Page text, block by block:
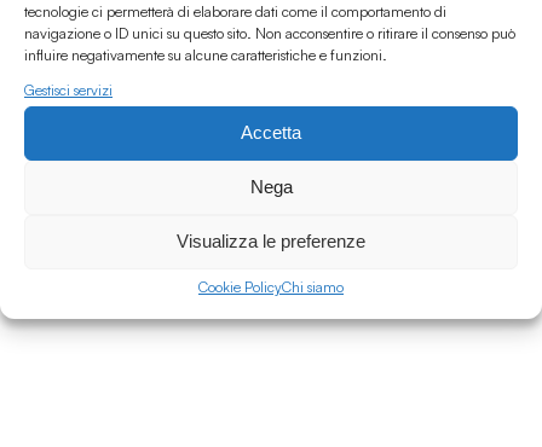
tecnologie ci permetterà di elaborare dati come il comportamento di
navigazione o ID unici su questo sito. Non acconsentire o ritirare il consenso può
influire negativamente su alcune caratteristiche e funzioni.
Gestisci servizi
Accetta
Nega
Visualizza le preferenze
Cookie PolicyChi siamo
Indi(e)pendenze presents After The Party vol.
/ Post-punk